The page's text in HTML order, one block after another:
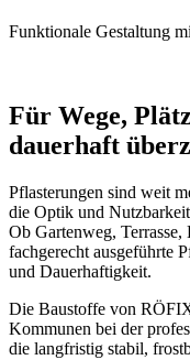
Funktionale Gestaltung
Für Wege,
dauerhaft
Pflasterungen sind weit
die Optik und
Ob Gartenweg,
fachgerecht ausgeführte
und Dauerhaftigkeit.
Die Baustoffe von
Kommunen bei der
die langfristig stabil,